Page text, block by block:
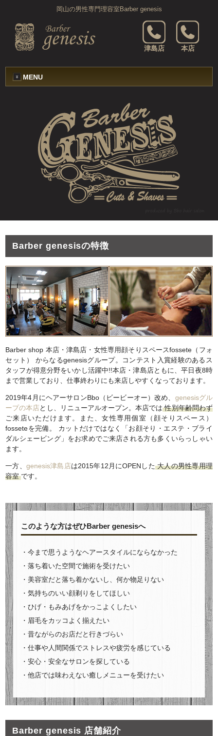
岡山の男性専門理容室Barber genesis
津島店 本店
MENU
Barber genesisの特徴
Barber shop 本店・津島店・女性専用顔そりスペースfossete（フォ
セット） からなるgenesisグループ。コンテスト入賞経験のあるス
タッフが得意分野をいかし活躍中!!本店・津島店ともに、平日夜8時
まで営業しており、仕事終わりにも来店しやすくなっております。
2019年4月にヘアーサロンBbo（ビービーオー）改め、 genesisグル
ープの本店とし、リニューアルオープン。本店では性別年齢問わず
ご来店いただけます。また、女性専用個室（顔そりスペース）
fosseteを完備。 カットだけではなく「お顔そり・エステ・ブライ
ダルシェービング」をお求めでご来店される方も多くいらっしゃい
ます。
一方、 genesis津島店は2015年12月にOPENした大人の男性専用理
容室です。
このような方はぜひBarber genesisへ
・今まで思うようなヘアースタイルにならなかった
・落ち着いた空間で施術を受けたい
・美容室だと落ち着かないし、何か物足りない
・気持ちのいい顔剃りをしてほしい
・ひげ・もみあげをかっこよくしたい
・眉毛をカッコよく揃えたい
・昔ながらのお店だと行きづらい
・仕事や人間関係でストレスや疲労を感じている
・安心・安全なサロンを探している
・他店では味わえない癒しメニューを受けたい
Barber genesis 店舗紹介